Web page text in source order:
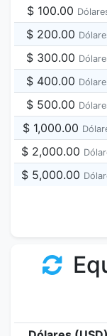
$ 100.00
$ 200.00
$ 300.00
$ 400.00
$ 500.00
$ 1,000.00
$ 2,000.00
$ 5,000.00